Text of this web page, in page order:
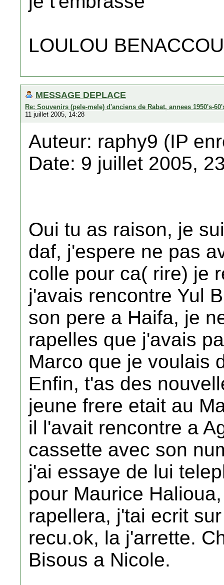
LOULOU
MESSAGE DEPLACE
Re: Souvenirs (pele-mele) d'anciens de Rabat, annees 1950's-
11 juillet 2005, 14:28
Auteur: raphy9 (IP
Date: 9 juillet 2005,
Oui tu as raison, je
daf, j'espere ne pas
colle pour ca( rire) je
j'avais rencontre Yul
son pere a Haifa, je
rapelles que j'avais
Marco que je voulais
Enfin, t'as des
jeune frere etait au
il l'avait rencontre a
cassette avec son
j'ai essaye de lui
pour Maurice
rapellera, j'tai ecrit
recu.ok, la j'arrette.
Bisous a Nicole.